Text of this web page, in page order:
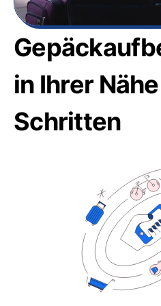
in Ihrer
Schritten